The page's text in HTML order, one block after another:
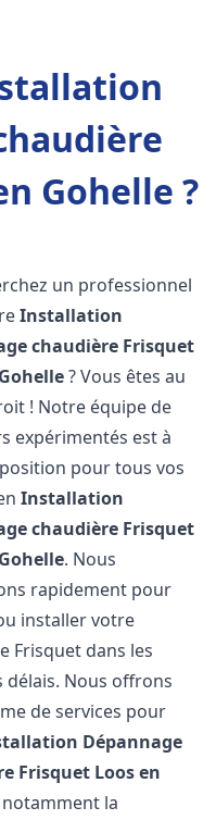
Gohelle ?
un professionnel
Installation
chaudière Frisquet
? Vous êtes au
! Notre équipe de
expérimentés est à
pour tous vos
Installation
chaudière Frisquet
. Nous
rapidement pour
installer votre
Frisquet dans les
délais. Nous offrons
de services pour
Dépannage
Frisquet Loos en
notamment la